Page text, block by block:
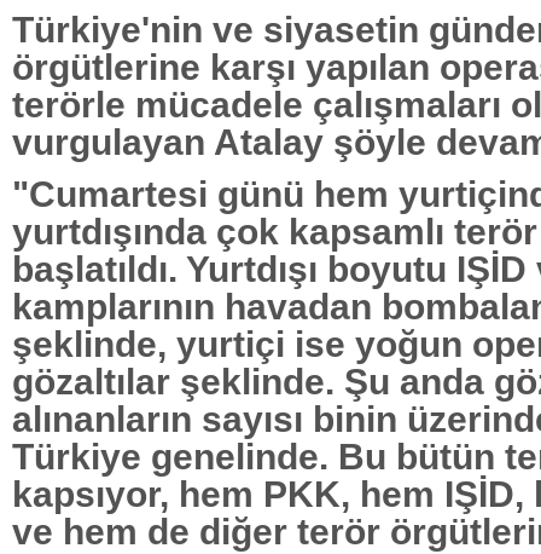
Türkiye'nin ve siyasetin
örgütlerine karşı yapılan
terörle mücadele çalışmaları
vurgulayan Atalay şöyle
"Cumartesi günü hem
yurtdışında çok kapsamlı
başlatıldı. Yurtdışı boyutu
kamplarının havadan
şeklinde, yurtiçi ise yoğun
gözaltılar şeklinde. Şu anda
alınanların sayısı binin
Türkiye genelinde. Bu bütün
kapsıyor, hem PKK, hem IŞİD,
ve hem de diğer terör